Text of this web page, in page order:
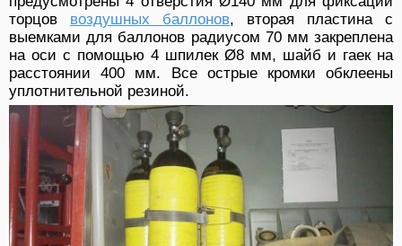
торцов воздушных баллонов, вторая пластина с
выемками для баллонов радиусом 70 мм закреплена
на оси с помощью 4 шпилек Ø8 мм, шайб и гаек на
расстоянии 400 мм. Все острые кромки обклеены
уплотнительной резиной.